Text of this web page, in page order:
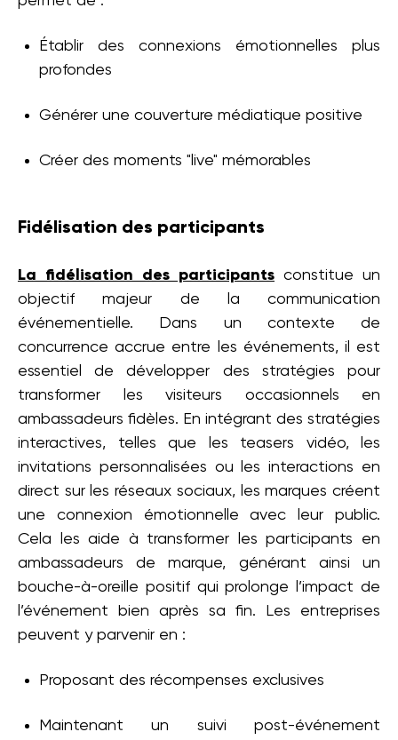
Établir des connexions émotionnelles plus
profondes
Générer une couverture médiatique positive
Créer des moments "live" mémorables
Fidélisation des participants
La fidélisation des participants constitue un
objectif majeur de la communication
événementielle. Dans un contexte de
concurrence accrue entre les événements, il est
essentiel de développer des stratégies pour
transformer les visiteurs occasionnels en
ambassadeurs fidèles. En intégrant des stratégies
interactives, telles que les teasers vidéo, les
invitations personnalisées ou les interactions en
direct sur les réseaux sociaux, les marques créent
une connexion émotionnelle avec leur public.
Cela les aide à transformer les participants en
ambassadeurs de marque, générant ainsi un
bouche-à-oreille positif qui prolonge l’impact de
l’événement bien après sa fin. Les entreprises
peuvent y parvenir en :
Proposant des récompenses exclusives
Maintenant un suivi post-événement